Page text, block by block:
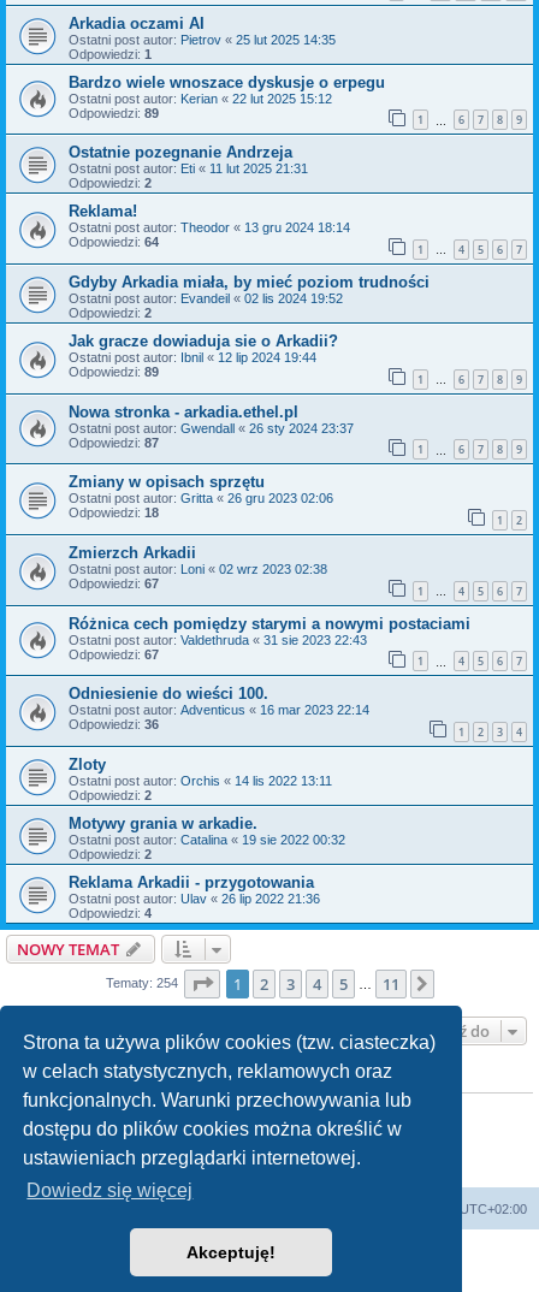
Strona ta używa plików cookies (tzw. ciasteczka)
w celach statystycznych, reklamowych oraz
funkcjonalnych. Warunki przechowywania lub
dostępu do plików cookies można określić w
ustawieniach przeglądarki internetowej.
Dowiedz się więcej
Akceptuję!
Arkadia oczami AI
Ostatni post autor: Pietrov « 25 lut 2025 14:35
Odpowiedzi: 1
Bardzo wiele wnoszace dyskusje o erpegu
Ostatni post autor: Kerian « 22 lut 2025 15:12
Odpowiedzi: 89 1 6 7 8 9
Ostatnie pozegnanie Andrzeja
Ostatni post autor: Eti « 11 lut 2025 21:31
Odpowiedzi: 2
Reklama!
Ostatni post autor: Theodor « 13 gru 2024 18:14
Odpowiedzi: 64 1 … 4 5 6 7
Gdyby Arkadia miała, by mieć poziom trudności
Ostatni post autor: Evandeil « 02 lis 2024 19:52
Odpowiedzi: 2
Jak gracze dowiaduja sie o Arkadii?
Ostatni post autor: Ibnil « 12 lip 2024 19:44
Odpowiedzi: 89 1 … 6 7 8 9
Nowa stronka - arkadia.ethel.pl
Ostatni post autor: Gwendall « 26 sty 2024 23:37
Odpowiedzi: 87 1 6 7 8 9
Zmiany w opisach sprzętu
Ostatni post autor: Gritta « 26 gru 2023 02:06
Odpowiedzi: 18 1 2
Zmierzch Arkadii
Ostatni post autor: Loni « 02 wrz 2023 02:38
Odpowiedzi: 67 1 4 5 6 7
Różnica cech pomiędzy starymi a nowymi postaciami
Ostatni post autor: Valdethruda « 31 sie 2023 22:43
Odpowiedzi: 67 1 4 5 6 7
Odniesienie do wieści 100.
Ostatni post autor: Adventicus « 16 mar 2023 22:14
Odpowiedzi: 36 1 2 3 4
Zloty
Ostatni post autor: Orchis « 14 lis 2022 13:11
Odpowiedzi: 2
Motywy grania w arkadie.
Ostatni post autor: Catalina « 19 sie 2022 00:32
Odpowiedzi: 2
Reklama Arkadii - przygotowania
Ostatni post autor: Ulav « 26 lip 2022 21:36
Odpowiedzi: 4
NOWY TEMAT
Tematy: 254 Strona1 z11
1 2 3 4 5 11
Przejdź do
TWOJE UPRAWNIENIA NA TYM FORUM
Nie możesztworzyć nowych tematów
Nie możesz odpowiadać w tematach
Nie możeszzmieniać swoich postów
Nie możeszusuwać swoich postów
dodawać załączników
UTC+02:00
Technologię dostarczaphpBB® Forum Software © phpBB Limited
Polski pakiet językowy dostarcza